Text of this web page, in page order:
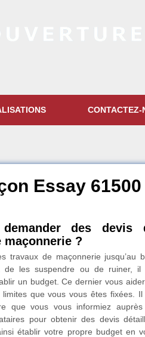
CONTACTEZ-
Essay 61500
demander des devis
maçonnerie ?
travaux de maçonnerie jusqu’au
de les suspendre ou de ruiner, il
un budget. Ce dernier vous
limites que vous vous êtes fixées. Il
que vous vous informiez
pour obtenir des devis
établir votre propre budget en